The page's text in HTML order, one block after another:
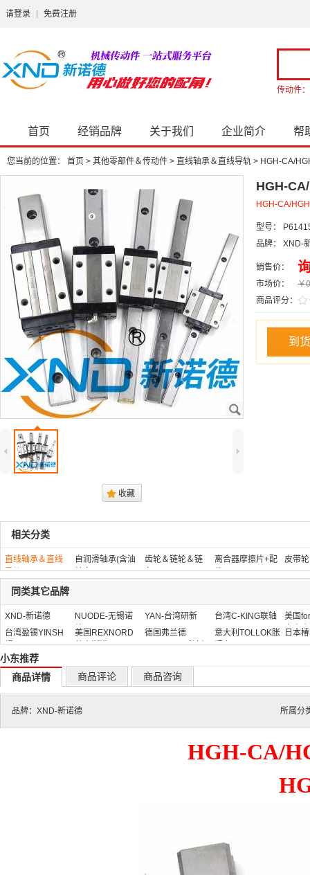
请登录 免费注册
传动件：
首页 经销品牌 关于我们 企业简介 帮
您当前的位置： 首页 > 其他零部件＆传动件 > 直线轴承＆直线导轨 > HGH-CA/
J
4 5
. 收藏
HGH-
HGH-CA/
型号：
品牌：
XND-
销售价：
市场价：
￥
商品评分： /
.
到
相关分类
直线轴承＆直线
导轨
自润滑轴承(含油
轴套)
齿轮＆链轮＆链
条
离合器摩擦片+配
件
皮带
同类其它品牌
XND-新诺德
NUODE-无锡诺
德
YAN-台湾研新
台湾C-KING联轴
器
美国
向离
台湾盈锡YINSH
螺母
美国REXNORD
莱克斯诺
德国弗兰德
FLENDER减速机
意大利TOLLOK胀
紧套
日本
小东推荐
商品详情
商品评论 商品咨询
品牌： XND-新诺德 所属分
HGH-CA/